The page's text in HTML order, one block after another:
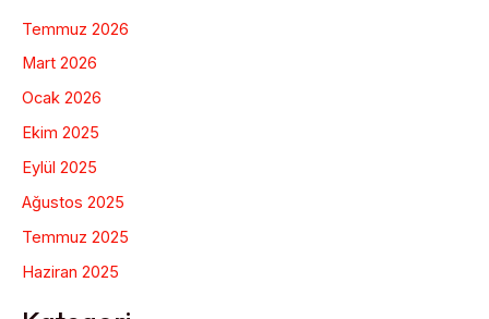
Temmuz 2026
Mart 2026
Ocak 2026
Ekim 2025
Eylül 2025
Ağustos 2025
Temmuz 2025
Haziran 2025